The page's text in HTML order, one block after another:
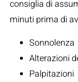
consiglia di
minuti prima di
Sonnolenza
Alterazioni
Palpitazioni